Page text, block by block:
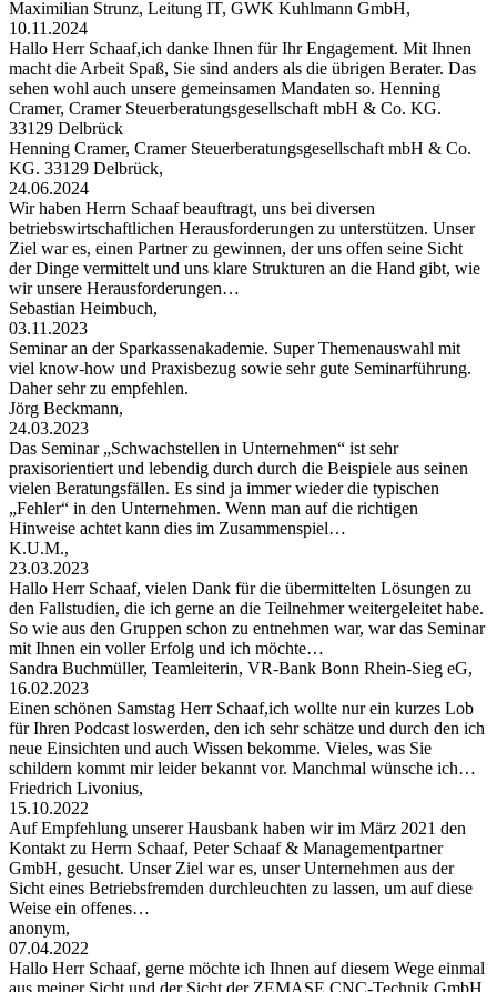
Maximilian Strunz, Leitung IT, GWK Kuhlmann GmbH,
10.11.2024
Hallo Herr Schaaf,ich danke Ihnen für Ihr Engagement. Mit Ihnen
macht die Arbeit Spaß, Sie sind anders als die übrigen Berater. Das
sehen wohl auch unsere gemeinsamen Mandaten so. Henning
Cramer, Cramer Steuerberatungsgesellschaft mbH & Co. KG.
33129 Delbrück
Henning Cramer, Cramer Steuerberatungsgesellschaft mbH & Co.
KG. 33129 Delbrück,
24.06.2024
Wir haben Herrn Schaaf beauftragt, uns bei diversen
betriebswirtschaftlichen Herausforderungen zu unterstützen. Unser
Ziel war es, einen Partner zu gewinnen, der uns offen seine Sicht
der Dinge vermittelt und uns klare Strukturen an die Hand gibt, wie
wir unsere Herausforderungen…
Sebastian Heimbuch,
03.11.2023
Seminar an der Sparkassenakademie. Super Themenauswahl mit
viel know-how und Praxisbezug sowie sehr gute Seminarführung.
Daher sehr zu empfehlen.
Jörg Beckmann,
24.03.2023
Das Seminar „Schwachstellen in Unternehmen“ ist sehr
praxisorientiert und lebendig durch durch die Beispiele aus seinen
vielen Beratungsfällen. Es sind ja immer wieder die typischen
„Fehler“ in den Unternehmen. Wenn man auf die richtigen
Hinweise achtet kann dies im Zusammenspiel…
K.U.M.,
23.03.2023
Hallo Herr Schaaf, vielen Dank für die übermittelten Lösungen zu
den Fallstudien, die ich gerne an die Teilnehmer weitergeleitet habe.
So wie aus den Gruppen schon zu entnehmen war, war das Seminar
mit Ihnen ein voller Erfolg und ich möchte…
Sandra Buchmüller, Teamleiterin, VR-Bank Bonn Rhein-Sieg eG,
16.02.2023
Einen schönen Samstag Herr Schaaf,ich wollte nur ein kurzes Lob
für Ihren Podcast loswerden, den ich sehr schätze und durch den ich
neue Einsichten und auch Wissen bekomme. Vieles, was Sie
schildern kommt mir leider bekannt vor. Manchmal wünsche ich…
Friedrich Livonius,
15.10.2022
Auf Empfehlung unserer Hausbank haben wir im März 2021 den
Kontakt zu Herrn Schaaf, Peter Schaaf & Managementpartner
GmbH, gesucht. Unser Ziel war es, unser Unternehmen aus der
Sicht eines Betriebsfremden durchleuchten zu lassen, um auf diese
Weise ein offenes…
anonym,
07.04.2022
Hallo Herr Schaaf, gerne möchte ich Ihnen auf diesem Wege einmal
aus meiner Sicht und der Sicht der ZEMASE CNC-Technik GmbH